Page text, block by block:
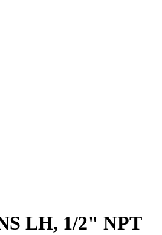
LH, 1/2" NPT